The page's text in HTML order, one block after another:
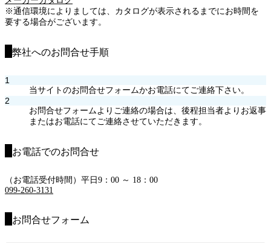
※通信環境によりましては、カタログが表示されるまでにお時間を
要する場合がございます。
弊社へのお問合せ手順
1
当サイトのお問合せフォームかお電話にてご連絡下さい。
2
お問合せフォームよりご連絡の場合は、後程担当者よりお返事
またはお電話にてご連絡させていただきます。
お電話でのお問合せ
（お電話受付時間）平日9：00 ～ 18：00
099-260-3131
お問合せフォーム